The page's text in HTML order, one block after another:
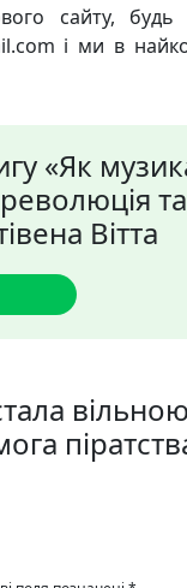
сайту, будь
і ми в
«Як
та
Вітта